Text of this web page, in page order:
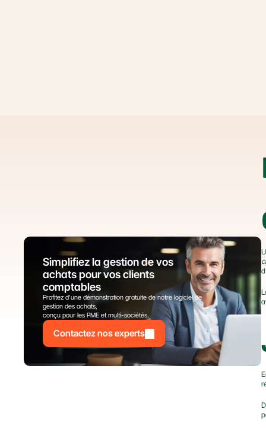
Simplifiez la gestion de vos
achats pour vos clients
comptables
Profitez d’une démonstration gratuite de notre logiciel de
gestion des achats,
conçu pour les PME et multi-sociétés.
Contactez nos experts